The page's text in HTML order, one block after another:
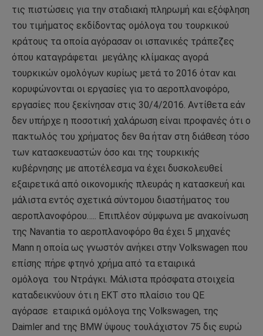
τις πιστώσεις για την σταδιακή πληρωμή και εξόφληση
του τιμήματος εκδίδοντας ομόλογα του τουρκικού
κράτους τα οποία αγόρασαν οι ισπανικές τράπεζες
όπου καταγράφεται μεγάλης κλίμακας αγορά
τουρκικών ομολόγων κυρίως μετά το 2016 όταν και
κορυφώνονται οι εργασίες για το αεροπλανοφόρο,
εργασίες που ξεκίνησαν στις 30/4/2016. Αντίθετα εάν
δεν υπήρχε η ποσοτική χαλάρωση είναι προφανές ότι ο
πακτωλός του χρήματος δεν θα ήταν στη διάθεση τόσο
των κατασκευαστών όσο και της τουρκικής
κυβέρνησης με αποτέλεσμα να έχει δυσκολευθεί
εξαιρετικά από οικονομικής πλευράς η κατασκευή και
μάλιστα εντός σχετικά σύντομου διαστήματος του
αεροπλανοφόρου….. Επιπλέον σύμφωνα με ανακοίνωση
της Navantia το αεροπλανοφόρο θα έχει 5 μηχανές
Mann η οποία ως γνωστόν ανήκει στην Volkswagen που
επίσης πήρε φτηνό χρήμα από τα εταιρικά
ομόλογα του Ντράγκι. Μάλιστα πρόσφατα στοιχεία
καταδεικνύουν ότι η ΕΚΤ στο πλαίσιο του QE
αγόρασε εταιρικά ομόλογα της Volkswagen, της
Daimler and της BMW ύψους τουλάχιστον 75 δις ευρώ